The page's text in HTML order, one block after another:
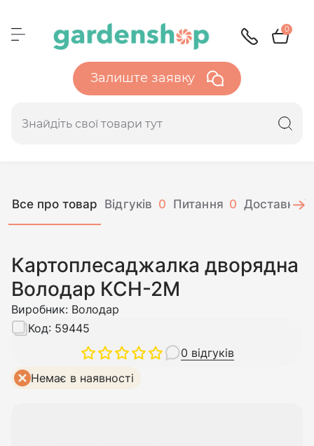
0
Залиште заявку
Все про товар Відгуків 0 Питання 0 Доставка і
Картоплесаджалка дворядна
Володар КСН-2М
Виробник: Володар
0 відгуків
Код: 59445
Немає в наявності